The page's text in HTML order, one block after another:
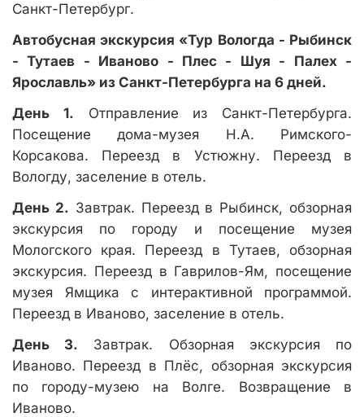
Санкт-Петербург.
Автобусная экскурсия «Тур Вологда - Рыбинск
- Тутаев - Иваново - Плес - Шуя - Палех -
Ярославль» из Санкт-Петербурга на 6 дней.
День 1. Отправление из Санкт-Петербурга.
Посещение дома-музея Н.А. Римского-
Корсакова. Переезд в Устюжну. Переезд в
Вологду, заселение в отель.
День 2. Завтрак. Переезд в Рыбинск, обзорная
экскурсия по городу и посещение музея
Мологского края. Переезд в Тутаев, обзорная
экскурсия. Переезд в Гаврилов-Ям, посещение
музея Ямщика с интерактивной программой.
Переезд в Иваново, заселение в отель.
День 3. Завтрак. Обзорная экскурсия по
Иваново. Переезд в Плёс, обзорная экскурсия
по городу-музею на Волге. Возвращение в
Иваново.